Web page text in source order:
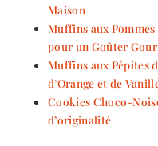
Maison
Muffins aux
pour un Goûter
Muffins aux Pépites
d’Orange et de
Cookies Choco-
d’originalité